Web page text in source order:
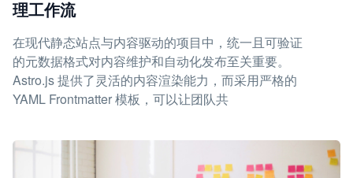
理工作流
在现代静态站点与内容驱动的项目中，统一且可验证
的元数据格式对内容维护和自动化发布至关重要。
Astro.js 提供了灵活的内容渲染能力，而采用严格的
YAML Frontmatter 模板，可以让团队共